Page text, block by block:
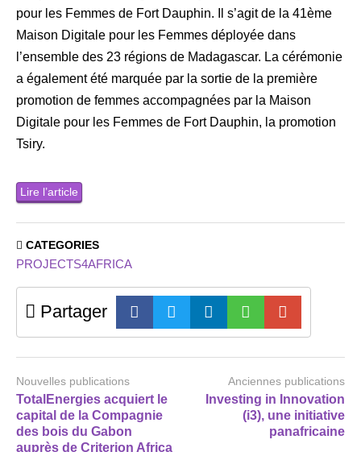
pour les Femmes de Fort Dauphin. Il s’agit de la 41ème
Maison Digitale pour les Femmes déployée dans
l’ensemble des 23 régions de Madagascar. La cérémonie
a également été marquée par la sortie de la première
promotion de femmes accompagnées par la Maison
Digitale pour les Femmes de Fort Dauphin, la promotion
Tsiry.
Lire l’article
CATEGORIES
PROJECTS4AFRICA
Partager
Nouvelles publications
TotalEnergies acquiert le
capital de la Compagnie
des bois du Gabon
auprès de Criterion Africa
Anciennes publications
Investing in Innovation
(i3), une initiative
panafricaine